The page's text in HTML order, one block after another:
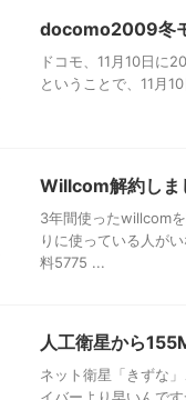
docomo2009冬
ドコモ、11月10日に
ということで、11月
Willcom解約しま
3年間使ったwillcom
りに使っている人が
料5775 ...
人工衛星から
ネット衛星「きずな
イバーより早いんで